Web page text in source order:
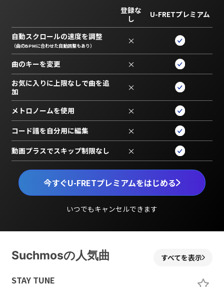
今すぐU-FRETプレミアムをはじめる
いつでもキャンセルできます
登録な
し
U-FRETプレミアム
自動スクロールの速度を調整
（曲のBPMに合わせた自動調整もあり） ×
曲のキーを変更 ×
お気に入りに上限なしで曲を追
加
×
メトロノームを使用 ×
コード譜を自分用に編集 ×
動画プラスでスキップ制限なし ×
Suchmosの人気曲 すべてを表示
STAY TUNE